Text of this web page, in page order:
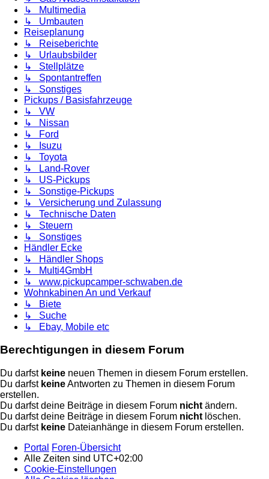
↳ Multimedia
↳ Umbauten
Reiseplanung
↳ Reiseberichte
↳ Urlaubsbilder
↳ Stellplätze
↳ Spontantreffen
↳ Sonstiges
Pickups / Basisfahrzeuge
↳ VW
↳ Nissan
↳ Ford
↳ Isuzu
↳ Toyota
↳ Land-Rover
↳ US-Pickups
↳ Sonstige-Pickups
↳ Versicherung und Zulassung
↳ Technische Daten
↳ Steuern
↳ Sonstiges
Händler Ecke
↳ Händler Shops
↳ Multi4GmbH
↳ www.pickupcamper-schwaben.de
Wohnkabinen An und Verkauf
↳ Biete
↳ Suche
↳ Ebay, Mobile etc
Berechtigungen in diesem Forum
Du darfst keine neuen Themen in diesem Forum erstellen.
Du darfst keineAntworten zu Themen in diesem Forum
erstellen.
Du darfst deine Beiträge in diesem Forum nicht ändern.
Du darfst deine Beiträge in diesem Forum nicht löschen.
Du darfst keine Dateianhänge in diesem Forum erstellen.
Portal
Foren-Übersicht
Alle Zeiten sind UTC+02:00
Cookie-Einstellungen